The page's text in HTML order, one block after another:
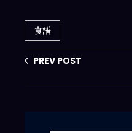
食譜
PREV POST